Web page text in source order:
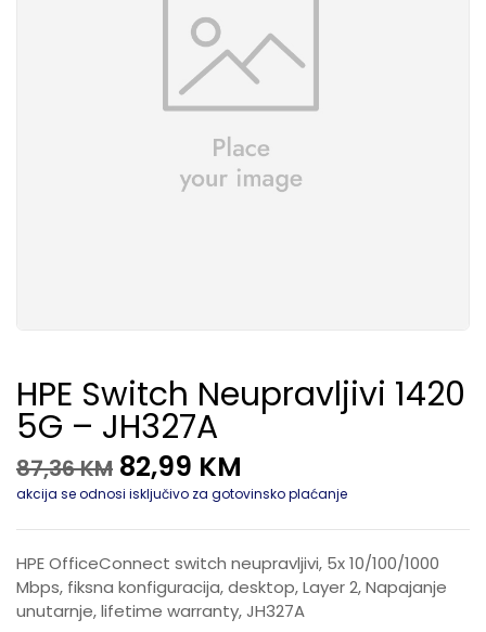
HPE Switch Neupravljivi 1420
5G – JH327A
87,36KM 82,99 KM
akcija se odnosi isključivo za gotovinsko plaćanje
HPE OfficeConnect switch neupravljivi, 5x 10/100/1000
Mbps, fiksna konfiguracija, desktop, Layer 2, Napajanje
unutarnje, lifetime warranty, JH327A